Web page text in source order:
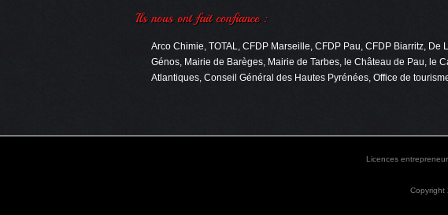
Arco Chimie, TOTAL, CFDP Marseille, CFDP Pau, CFDP Biarritz,
Génos, Mairie de Barèges, Mairie de Tarbes, le Château de Pau, le
Atlantiques, Conseil Général des Hautes Pyrénées, Office de
Licences
Copyright